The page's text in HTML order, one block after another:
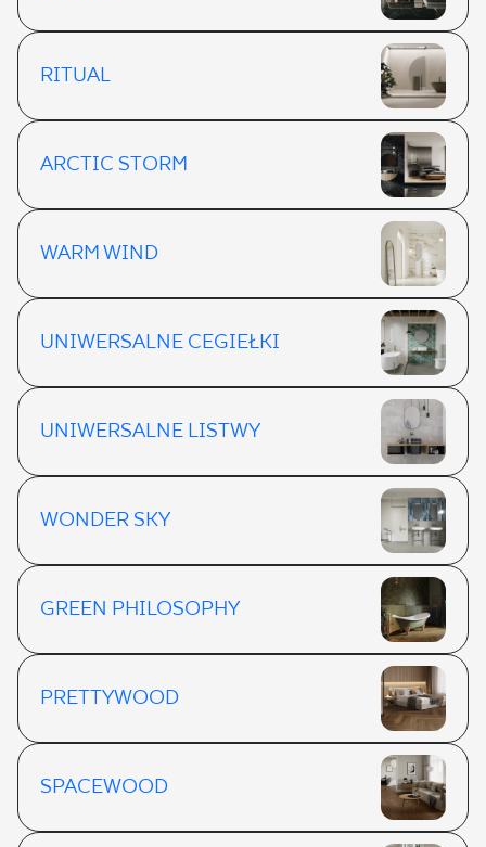
RITUAL
ARCTIC STORM
WARM WIND
UNIWERSALNE CEGIEŁKI
UNIWERSALNE LISTWY
WONDER SKY
GREEN PHILOSOPHY
PRETTYWOOD
SPACEWOOD